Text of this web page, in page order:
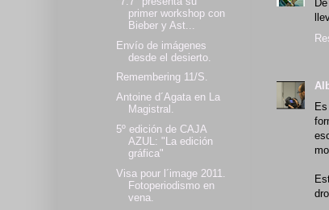
primer workshop con
Bieber y Ast...
Envío de imágenes
desde el desierto.
Remembering 11/S.
Antoine d´Agata en La
Magistral.
5º edición de CAJA
AZUL: "La edición
gráfica"
Visa pour l´image 2011.
Fotoperiodismo en
vena.